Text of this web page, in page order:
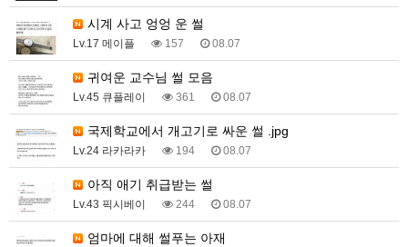
시계 사고 엉엉 운 썰
Lv.17 메이플 157 08.07
귀여운 교수님 썰 모음
Lv.45 큐플레이 361 08.07
국제학교에서 개고기로 싸운 썰 .jpg
Lv.24 라카라카 194 08.07
아직 애기 취급받는 썰
Lv.43 픽시베이 244 08.07
엄마에 대해 썰푸는 아재